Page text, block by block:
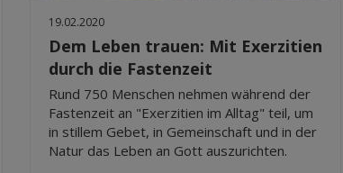
19.02.2020
Dem Leben trauen: Mit Exerzitien
durch die Fastenzeit
Rund 750 Menschen nehmen während der
Fastenzeit an "Exerzitien im Alltag" teil, um
in stillem Gebet, in Gemeinschaft und in der
Natur das Leben an Gott auszurichten.